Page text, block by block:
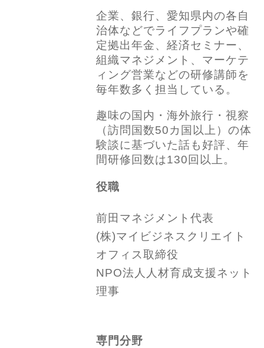
企業、銀行、愛知県内の各自
治体などでライフプランや確
定拠出年金、経済セミナー、
組織マネジメント、マーケテ
ィング営業などの研修講師を
毎年数多く担当している。
趣味の国内・海外旅行・視察
（訪問国数50カ国以上）の体
験談に基づいた話も好評、 年
間研修回数は130回以上。
役職
前田マネジメント代表
(株)マイビジネスクリエイト
オフィス取締役
NPO法人人材育成支援ネット
理事
専門分野